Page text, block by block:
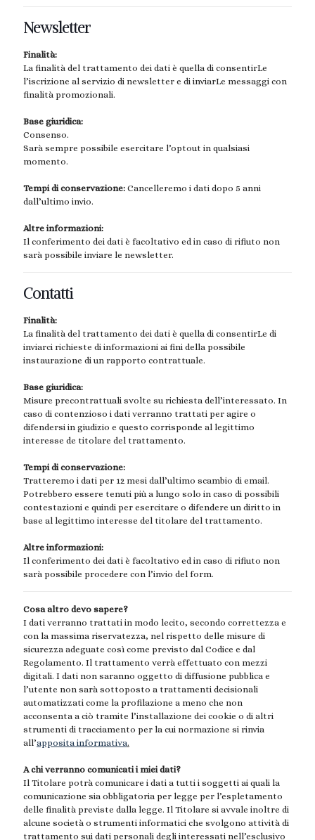
Newsletter
Finalità:
La finalità del trattamento dei dati è quella di consentirLe
l’iscrizione al servizio di newsletter e di inviarLe messaggi con
finalità promozionali.
Base giuridica:
Consenso.
Sarà sempre possibile esercitare l’optout in qualsiasi
momento.
Tempi di conservazione: Cancelleremo i dati dopo 5 anni
dall’ultimo invio.
Altre informazioni:
Il conferimento dei dati è facoltativo ed in caso di rifiuto non
sarà possibile inviare le newsletter.
Contatti
Finalità:
La finalità del trattamento dei dati è quella di consentirLe di
inviarci richieste di informazioni ai fini della possibile
instaurazione di un rapporto contrattuale.
Base giuridica:
Misure precontrattuali svolte su richiesta dell’interessato. In
caso di contenzioso i dati verranno trattati per agire o
difendersi in giudizio e questo corrisponde al legittimo
interesse de titolare del trattamento.
Tempi di conservazione:
Tratteremo i dati per 12 mesi dall’ultimo scambio di email.
Potrebbero essere tenuti più a lungo solo in caso di possibili
contestazioni e quindi per esercitare o difendere un diritto in
base al legittimo interesse del titolare del trattamento.
Altre informazioni:
Il conferimento dei dati è facoltativo ed in caso di rifiuto non
sarà possibile procedere con l’invio del form.
Cosa altro devo sapere?
I dati verranno trattati in modo lecito, secondo correttezza e
con la massima riservatezza, nel rispetto delle misure di
sicurezza adeguate così come previsto dal Codice e dal
Regolamento. Il trattamento verrà effettuato con mezzi
digitali. I dati non saranno oggetto di diffusione pubblica e
l’utente non sarà sottoposto a trattamenti decisionali
automatizzati come la profilazione a meno che non
acconsenta a ciò tramite l’installazione dei cookie o di altri
strumenti di tracciamento per la cui normazione si rinvia
all’apposita informativa.
A chi verranno comunicati i miei dati?
Il Titolare potrà comunicare i dati a tutti i soggetti ai quali la
comunicazione sia obbligatoria per legge per l’espletamento
delle finalità previste dalla legge. Il Titolare si avvale inoltre di
alcune società o strumenti informatici che svolgono attività di
trattamento sui dati personali degli interessati nell’esclusivo